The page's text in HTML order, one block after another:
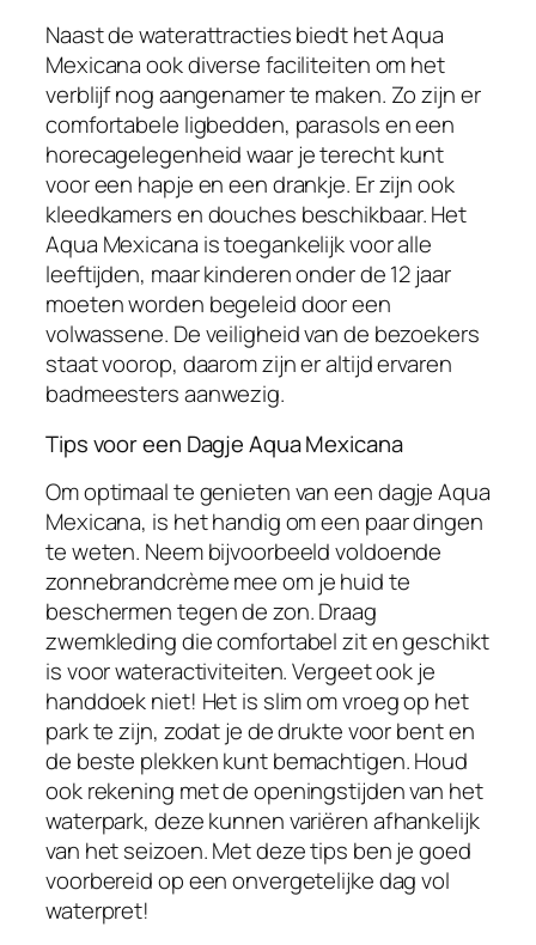
Naast de waterattracties biedt het Aqua
Mexicana ook diverse faciliteiten om het
verblijf nog aangenamer te maken. Zo zijn er
comfortabele ligbedden, parasols en een
horecagelegenheid waar je terecht kunt
voor een hapje en een drankje. Er zijn ook
kleedkamers en douches beschikbaar. Het
Aqua Mexicana is toegankelijk voor alle
leeftijden, maar kinderen onder de 12 jaar
moeten worden begeleid door een
volwassene. De veiligheid van de bezoekers
staat voorop, daarom zijn er altijd ervaren
badmeesters aanwezig.
Tips voor een Dagje Aqua Mexicana
Om optimaal te genieten van een dagje Aqua
Mexicana, is het handig om een paar dingen
te weten. Neem bijvoorbeeld voldoende
zonnebrandcrème mee om je huid te
beschermen tegen de zon. Draag
zwemkleding die comfortabel zit en geschikt
is voor wateractiviteiten. Vergeet ook je
handdoek niet! Het is slim om vroeg op het
park te zijn, zodat je de drukte voor bent en
de beste plekken kunt bemachtigen. Houd
ook rekening met de openingstijden van het
waterpark, deze kunnen variëren afhankelijk
van het seizoen. Met deze tips ben je goed
voorbereid op een onvergetelijke dag vol
waterpret!